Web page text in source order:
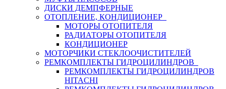
ДИСКИ ДЕМПФЕРНЫЕ
ОТОПЛЕНИЕ, КОНДИЦИОНЕР
МОТОРЫ ОТОПИТЕЛЯ
РАДИАТОРЫ ОТОПИТЕЛЯ
КОНДИЦИОНЕР
МОТОРЧИКИ СТЕКЛООЧИСТИТЕЛЕЙ
РЕМКОМПЛЕКТЫ ГИДРОЦИЛИНДРОВ
РЕМКОМПЛЕКТЫ ГИДРОЦИЛИНДРОВ
HITACHI